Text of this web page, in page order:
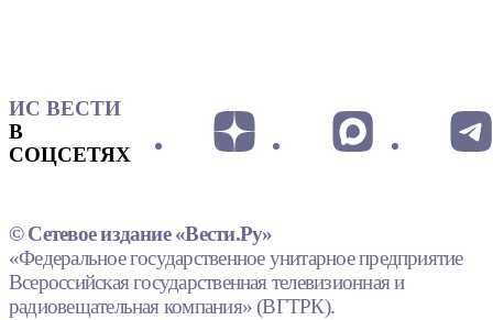
ИС ВЕСТИ
В
СОЦСЕТЯХ
© Сетевое издание «Вести.Ру»
«Федеральное государственное унитарное предприятие
Всероссийская государственная телевизионная и
радиовещательная компания» (ВГТРК).